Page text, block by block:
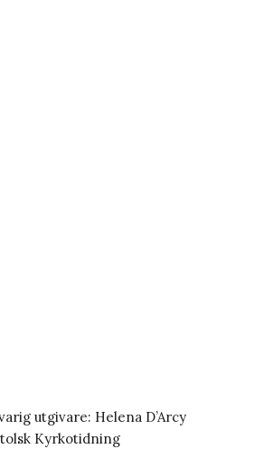
utgivare: Helena D’Arcy
Kyrkotidning